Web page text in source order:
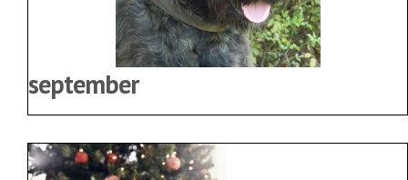
september